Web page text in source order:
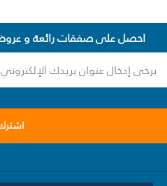
احصل على صفقات رائعة و